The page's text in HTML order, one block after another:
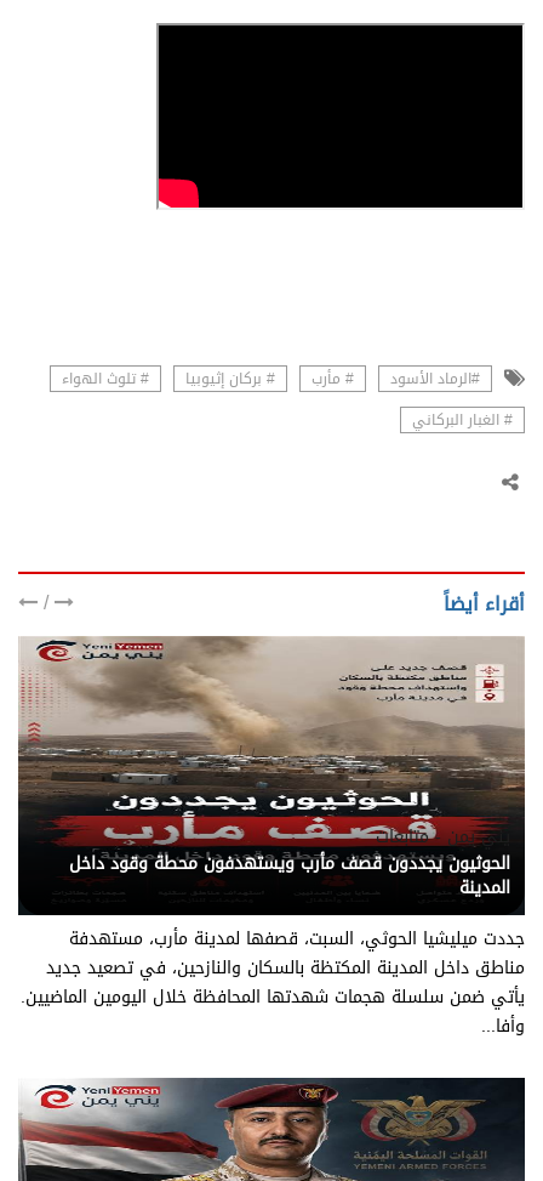
#الرماد الأسود # مأرب # بركان إثيوبيا
# تلوث الهواء
# الغبار البركاني
أقراء أيضاً /
يني يمن - متابعات
الحوثيون يجددون قصف مأرب ويستهدفون محطة وقود داخل
المدينة
جددت ميليشيا الحوثي، السبت، قصفها لمدينة مأرب، مستهدفة
مناطق داخل المدينة المكتظة بالسكان والنازحين، في تصعيد جديد
يأتي ضمن سلسلة هجمات شهدتها المحافظة خلال اليومين الماضيين.
وأفا...